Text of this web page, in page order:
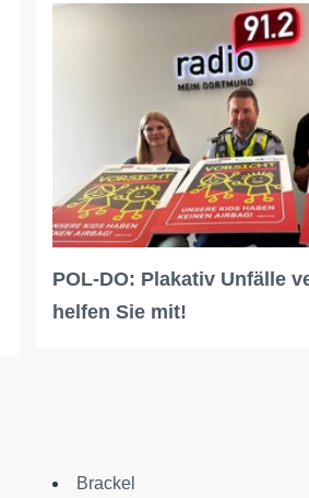
POL-DO: Plakativ Unfälle
helfen Sie mit!
Brackel